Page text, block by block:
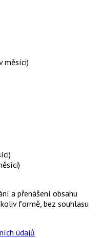
měsíci)
a přenášení obsahu
formě, bez souhlasu
údajů